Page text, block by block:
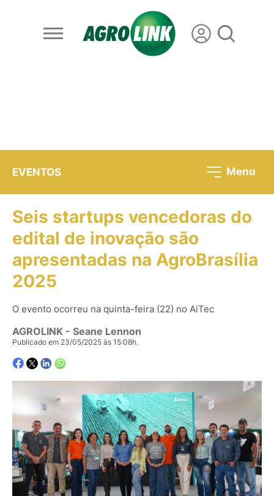
EVENTOS Menu
Seis startups vencedoras do
edital de inovação são
apresentadas na AgroBrasília
2025
O evento ocorreu na quinta-feira (22) no AiTec
AGROLINK - Seane Lennon
Publicado em 23/05/2025 às 15:08h.